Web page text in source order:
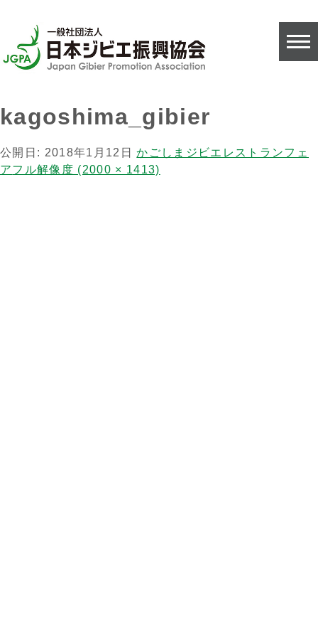
kagoshima_gibier
公開日: 2018年1月12日
かごしまジビエレストランフェ
アフル解像度 (2000 × 1413)